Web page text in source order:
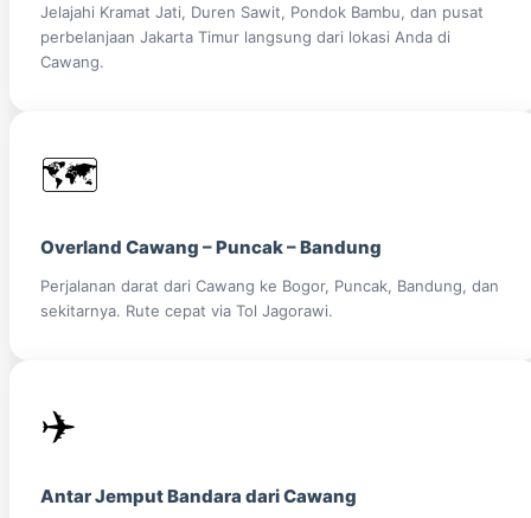
Jelajahi Kramat Jati, Duren Sawit, Pondok Bambu, dan pusat
perbelanjaan Jakarta Timur langsung dari lokasi Anda di
Cawang.
🗺️
Overland Cawang – Puncak – Bandung
Perjalanan darat dari Cawang ke Bogor, Puncak, Bandung, dan
sekitarnya. Rute cepat via Tol Jagorawi.
✈️
Antar Jemput Bandara dari Cawang